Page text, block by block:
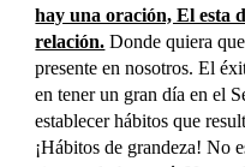
hay una oración, El esta
relación. Donde quiera
presente en nosotros. El
en tener un gran día en el
establecer hábitos que
¡Hábitos de grandeza! No